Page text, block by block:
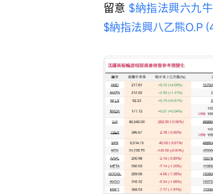
留意 $納指法興六九
$納指法興八乙熊O.P